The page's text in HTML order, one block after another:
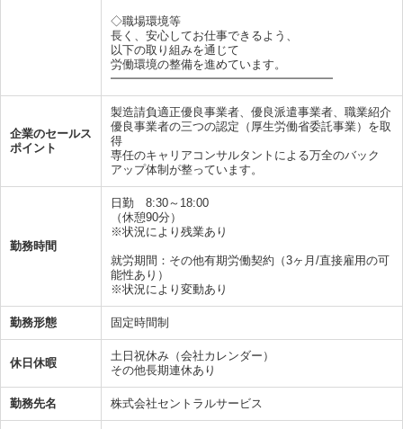
◇職場環境等
長く、安心してお仕事できるよう、
以下の取り組みを通じて
労働環境の整備を進めています。
━━━━━━━━━━━━━━━━━━━
企業のセールス
ポイント
製造請負適正優良事業者、優良派遣事業者、職業紹介
優良事業者の三つの認定（厚生労働省委託事業）を取
得
専任のキャリアコンサルタントによる万全のバック
アップ体制が整っています。
勤務時間
日勤 8:30～18:00
（休憩90分）
※状況により残業あり
就労期間：その他有期労働契約（3ヶ月/直接雇用の可
能性あり）
※状況により変動あり
勤務形態 固定時間制
休日休暇
土日祝休み（会社カレンダー）
その他長期連休あり
勤務先名 株式会社セントラルサービス